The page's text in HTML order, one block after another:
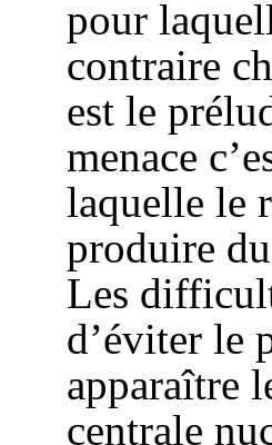
pour
contraire
est le
menace
laquelle le
produire
Les
d’éviter le
apparaître
centrale